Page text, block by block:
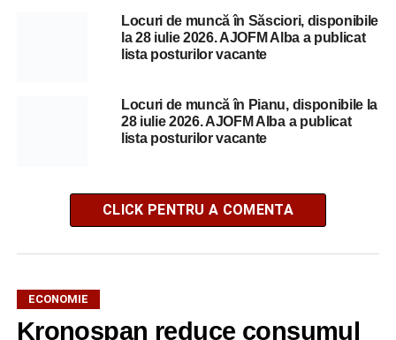
Locuri de muncă în Săsciori, disponibile
la 28 iulie 2026. AJOFM Alba a publicat
lista posturilor vacante
Locuri de muncă în Pianu, disponibile la
28 iulie 2026. AJOFM Alba a publicat
lista posturilor vacante
CLICK PENTRU A COMENTA
ECONOMIE
Kronospan reduce consumul